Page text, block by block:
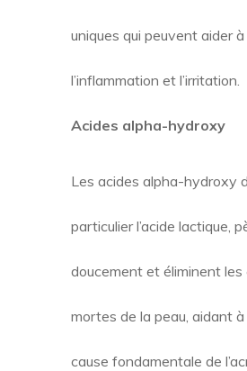
uniques qui peuvent aider à
l’inflammation et l’irritation.
Acides alpha-hydroxy
Les acides alpha-hydroxy
particulier l’acide lactique,
doucement et éliminent les
mortes de la peau, aidant à
cause fondamentale de